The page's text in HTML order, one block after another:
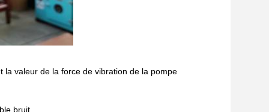
valeur de la force de vibration de la pompe
bruit